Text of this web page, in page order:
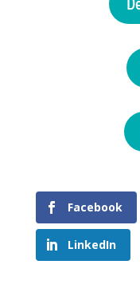
Facebook
LinkedIn